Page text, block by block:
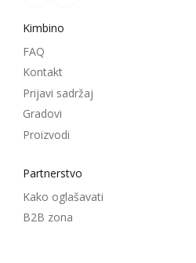
Kimbino
FAQ
Kontakt
Prijavi sadržaj
Gradovi
Proizvodi
Partnerstvo
Kako oglašavati
B2B zona